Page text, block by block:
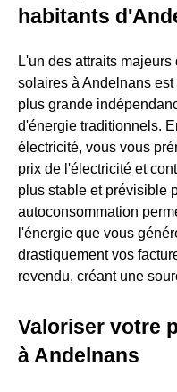
habitants
L'un des attraits
solaires à Andelnans
plus grande
d'énergie traditionnels.
électricité, vous vous
prix de l'électricité et
plus stable et prévisible
autoconsommation
l'énergie que vous
drastiquement vos
revendu, créant une
Valoriser votre
à Andelnans